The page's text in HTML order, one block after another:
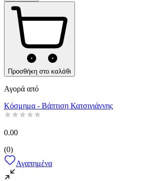
Προσθήκη στο καλάθι
Αγορά από
Κόσμημα - Βάπτιση Κατσιγιάννης
0.00
(0)
Αγαπημένα